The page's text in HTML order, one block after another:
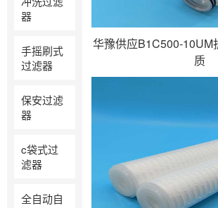
器
手摇刷式
过滤器
保安过滤
器
c袋式过
滤器
全自动自
华豫供应B1C500-10UM
质